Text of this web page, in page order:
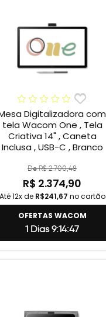
Digitalizadora com
tela Wacom One , Tela
Criativa 14" , Caneta
Inclusa , USB-C , Branco
De R$ 2.700,48
R$ 2.374,90
Até 12x de R$241,67 no cartão
OFERTAS WACOM
1 Dias 9:14:46